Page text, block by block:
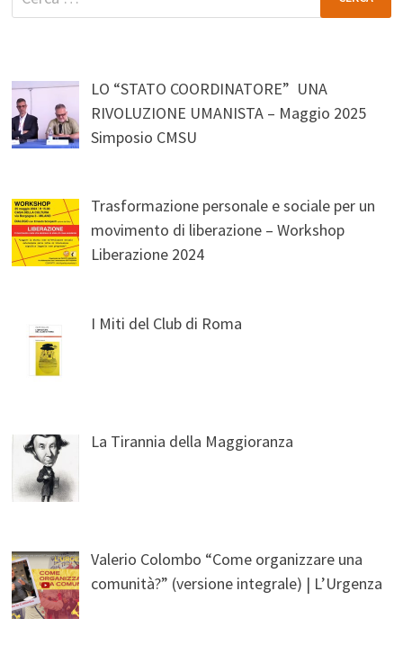
per:
LO “STATO COORDINATORE” UNA
RIVOLUZIONE UMANISTA – Maggio 2025
Simposio CMSU
Trasformazione personale e sociale per un
movimento di liberazione – Workshop
Liberazione 2024
I Miti del Club di Roma
La Tirannia della Maggioranza
Valerio Colombo “Come organizzare una
comunità?” (versione integrale) | L’Urgenza